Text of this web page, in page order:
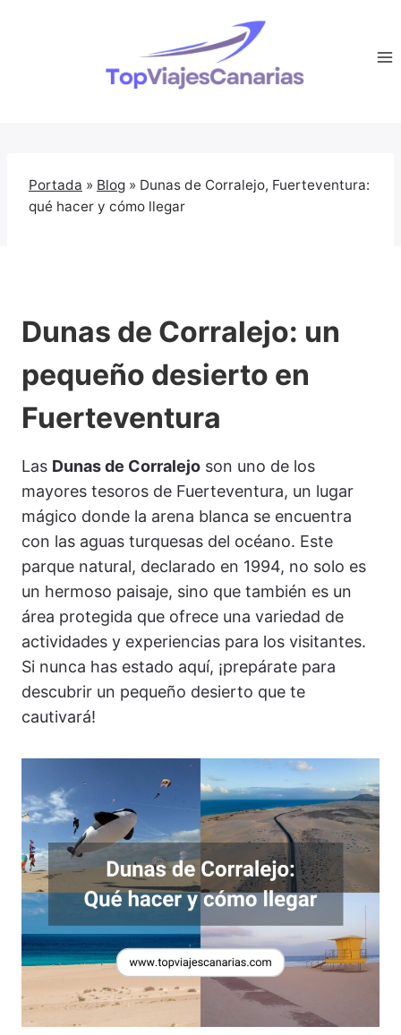
Portada » Blog » Dunas de Corralejo, Fuerteventura:
qué hacer y cómo llegar
Dunas de Corralejo: un
pequeño desierto en
Fuerteventura
Las Dunas de Corralejo son uno de los
mayores tesoros de Fuerteventura, un lugar
mágico donde la arena blanca se encuentra
con las aguas turquesas del océano. Este
parque natural, declarado en 1994, no solo es
un hermoso paisaje, sino que también es un
área protegida que ofrece una variedad de
actividades y experiencias para los visitantes.
Si nunca has estado aquí, ¡prepárate para
descubrir un pequeño desierto que te
cautivará!